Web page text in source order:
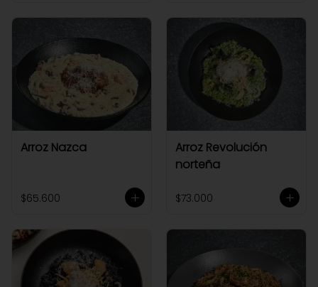
Arroz Nazca
$65.600
Arroz Revolución
norteña
$73.000